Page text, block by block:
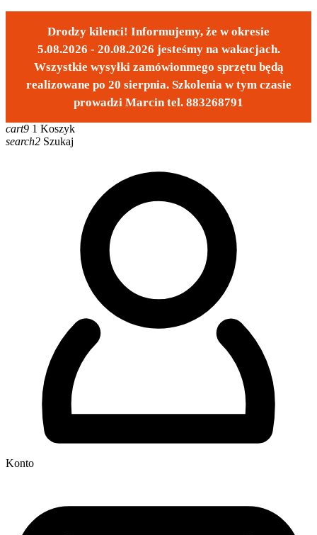
Drodzy kilenci! Informujemy, że w okresie
5.08.2026 - 20.08.2026 jesteśmy na wakacjach.
Wszystkie wysyłki zamówionmego sprzętu będą
realizowane po 20 sierpnia. Szkolenia w tym czasie
prowadzi Marcin tel. 883268791
cart9 1 Koszyk
search2 Szukaj
Konto